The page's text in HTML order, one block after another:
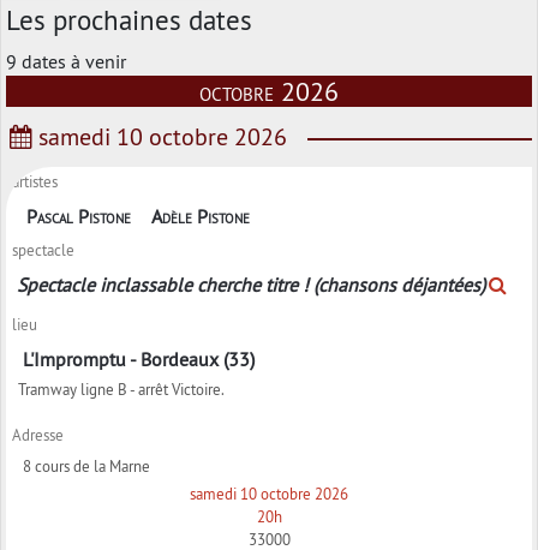
Les prochaines dates
9 dates à venir
octobre 2026
samedi 10 octobre 2026
artistes
Pascal Pistone Adèle Pistone
spectacle
Spectacle inclassable cherche titre ! (chansons déjantées)
lieu
L'Impromptu - Bordeaux (33)
Tramway ligne B - arrêt Victoire.
Adresse
8 cours de la Marne
samedi 10 octobre 2026
20h
33000